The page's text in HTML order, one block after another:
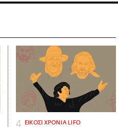
ΕΙΚΟΣΙ ΧΡΟΝΙΑ LIFO